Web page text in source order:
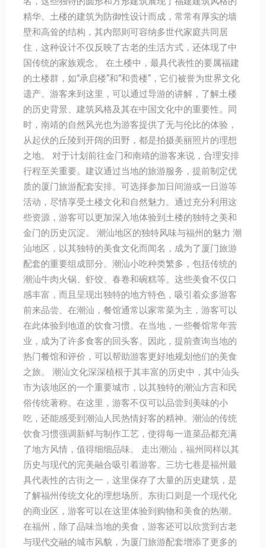
精华。土楼的建筑为防御性设计而成，常常有厚实的墙
壁和高耸的结构，其内部则可容纳多世代家庭共同居
住，这种设计不仅反映了古老的生活方式，还体现了中
国传统的家族观念。 在土楼中，最具代表性的要属福建
的土楼群，如“承启楼”和“和贵楼”，它们被誉为世界文化
遗产。游客来到这里，可以通过导游的讲解，了解土楼
的历史背景、建筑风格及其在中国文化中的重要性。同
时，南靖的自然风光也为游客提供了无与伦比的体验，
从起伏的丘陵到开阔的田野，都是拍摄美丽照片的理想
之地。 对于计划前往金门和南靖的游客来说，合理安排
行程至关重要。建议通过当地的旅游服务，提前制定优
质的厦门旅游配套安排。可选择参加日间游或一日游等
活动，尽情享受土楼文化和自然魅力。通过充分利用这
些资源，游客可以更加深入地体验到土楼的独特之美和
金门的历史沉淀。 潮汕地区的独特风味与福州的魅力 潮
汕地区，以其独特的美食文化而闻名，成为了厦门旅游
配套的重要组成部分。潮汕小吃种类繁多，包括传统的
潮汕牛肉火锅、虾饺、春卷和碗糕等。这些美食不仅口
感丰富，而且呈现出独特的地方特色，吸引着众多游客
前来品尝。在潮汕，餐馆通常以家常菜为主，游客可以
在此体验到地道的饮食习惯。在当地，一些餐馆常年营
业，成为了许多食客的回头客。因此，提前查询当地的
热门餐馆和评价，可以帮助游客更好地规划他们的美食
之旅。 潮汕文化深深植根于其丰富的历史中，其中汕头
市为该地区的一个重要城市，以其独特的潮汕方言和民
俗传统著称。在这里，游客不仅可以品尝到美味的小
吃，还能感受到潮汕人民热情好客的精神。潮汕的传统
饮食习惯强调新鲜与制作工艺，使得每一道菜品都充满
了地方风情，值得细细品味。 走出潮汕，福州同样以其
历史与现代的完美融合吸引着游客。三坊七巷是福州最
具代表性的古街之一，这里保存了大量的历史建筑，是
了解福州传统文化的理想场所。东街口则是一个现代化
的商业区，游客可以在这里体验到购物和美食的热潮。
在福州，除了品味当地的美食，游客还可以欣赏到古老
与现代交融的城市风貌，为厦门旅游配套增添了更多的